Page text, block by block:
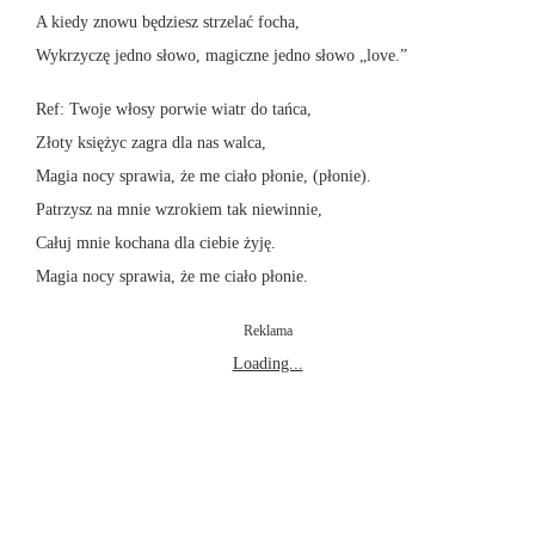
A kiedy znowu będziesz strzelać focha,
Wykrzyczę jedno słowo, magiczne jedno słowo „love.”
Ref: Twoje włosy porwie wiatr do tańca,
Złoty księżyc zagra dla nas walca,
Magia nocy sprawia, że me ciało płonie, (płonie).
Patrzysz na mnie wzrokiem tak niewinnie,
Całuj mnie kochana dla ciebie żyję.
Magia nocy sprawia, że me ciało płonie.
Reklama
Loading...